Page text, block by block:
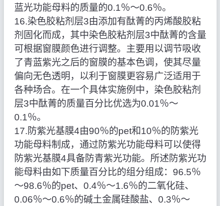
蓝光功能母料的质量的0.1％～0.6％。
16.染色胶粘剂层3由添加有酞菁的丙烯酸胶粘
剂固化而成，其中染色胶粘剂层3中酞菁的含量
可根据窗膜颜色进行调整。主要用以调节吸收
了青蓝紫光之后的窗膜的基本色调，使其尽量
偏向无色透明，以利于窗膜更容易广泛适用于
各种场合。在一个具体实施例中，染色胶粘剂
层3中酞菁的质量百分比优选为0.01％～
0.1％。
17.防紫光基膜4由90％的pet和10％的防紫光
功能母料制成，通过防紫光功能母料可以使得
防紫光基膜4具备防青紫光功能。所述防紫光功
能母料由如下质量百分比的组分组成：96.5％
～98.6％的pet、0.4％～1.6％的二氧化硅、
0.06％～0.6％的碱土金属硅酸盐、0.3％～